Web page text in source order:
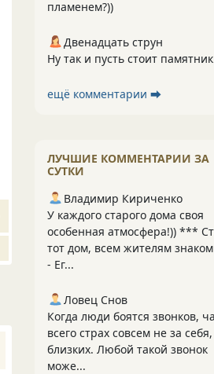
пламенем?))
Двенадцать струн
Ну так и пусть стоит
ещё комментарии ⮕
ЛУЧШИЕ КОММЕНТАРИИ ЗА
СУТКИ
Владимир Кириченко
У каждого старого дома своя
особенная атмосфера!)) ***
тот дом, всем жителям
- Ег...
Ловец Снов
Когда люди боятся звонков,
всего страх совсем не за
близких. Любой такой звонок
може...